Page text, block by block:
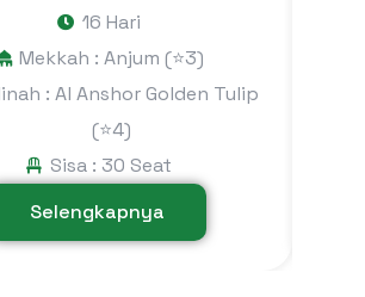
16 Hari
Mekkah : Anjum (⭐3)
: Al Anshor Golden Tulip
(⭐4)
Sisa : 30 Seat
Selengkapnya